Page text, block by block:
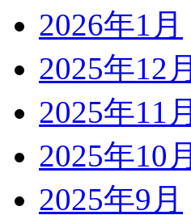
2026年1月
2025年12月
2025年11月
2025年10月
2025年9月